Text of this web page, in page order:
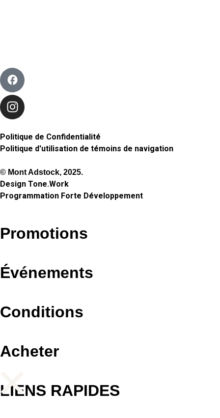
Politique de Confidentialité
Politique d'utilisation de témoins de navigation
© Mont Adstock, 2025.
Design Tone.Work
Programmation Forte Développement
Promotions
Événements
Conditions
Acheter
LIENS RAPIDES